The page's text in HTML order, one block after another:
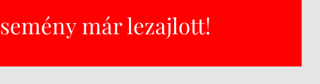
már lezajlott!